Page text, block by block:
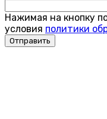
Нажимая на кнопку
условия политики